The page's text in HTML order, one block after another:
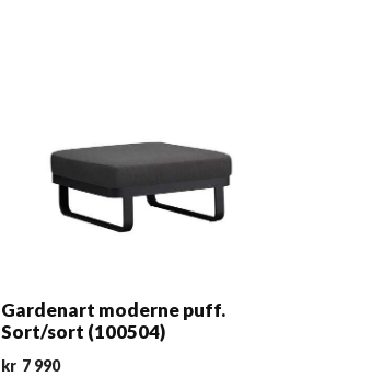
Gardenart moderne puff.
Sort/sort (100504)
kr 7 990